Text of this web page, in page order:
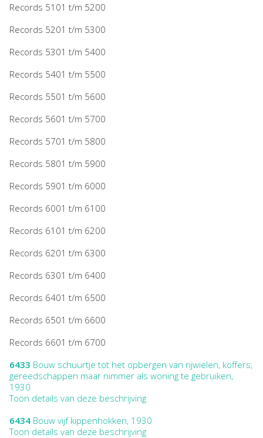
Records 5101 t/m 5200
Records 5201 t/m 5300
Records 5301 t/m 5400
Records 5401 t/m 5500
Records 5501 t/m 5600
Records 5601 t/m 5700
Records 5701 t/m 5800
Records 5801 t/m 5900
Records 5901 t/m 6000
Records 6001 t/m 6100
Records 6101 t/m 6200
Records 6201 t/m 6300
Records 6301 t/m 6400
Records 6401 t/m 6500
Records 6501 t/m 6600
Records 6601 t/m 6700
6433 Bouw schuurtje tot het opbergen van rijwielen, koffers,
gereedschappen maar nimmer als woning te gebruiken,
1930
Toon details van deze beschrijving
6434 Bouw vijf kippenhokken, 1930
Toon details van deze beschrijving